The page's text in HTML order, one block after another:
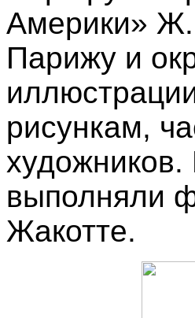
Америки»
Парижу и
рисункам,
выполняли
Жакотте.